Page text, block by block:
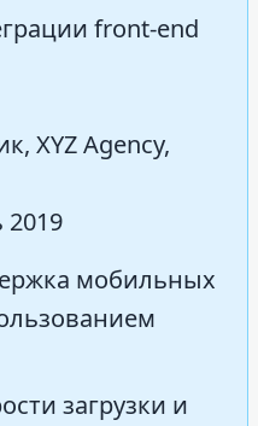
front-end
XYZ Agency,
мобильных
загрузки и